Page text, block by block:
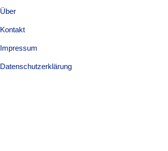
Über
Kontakt
Impressum
Datenschutzerklärung